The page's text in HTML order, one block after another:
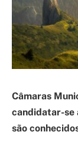
Câmaras
candidatar-se
são